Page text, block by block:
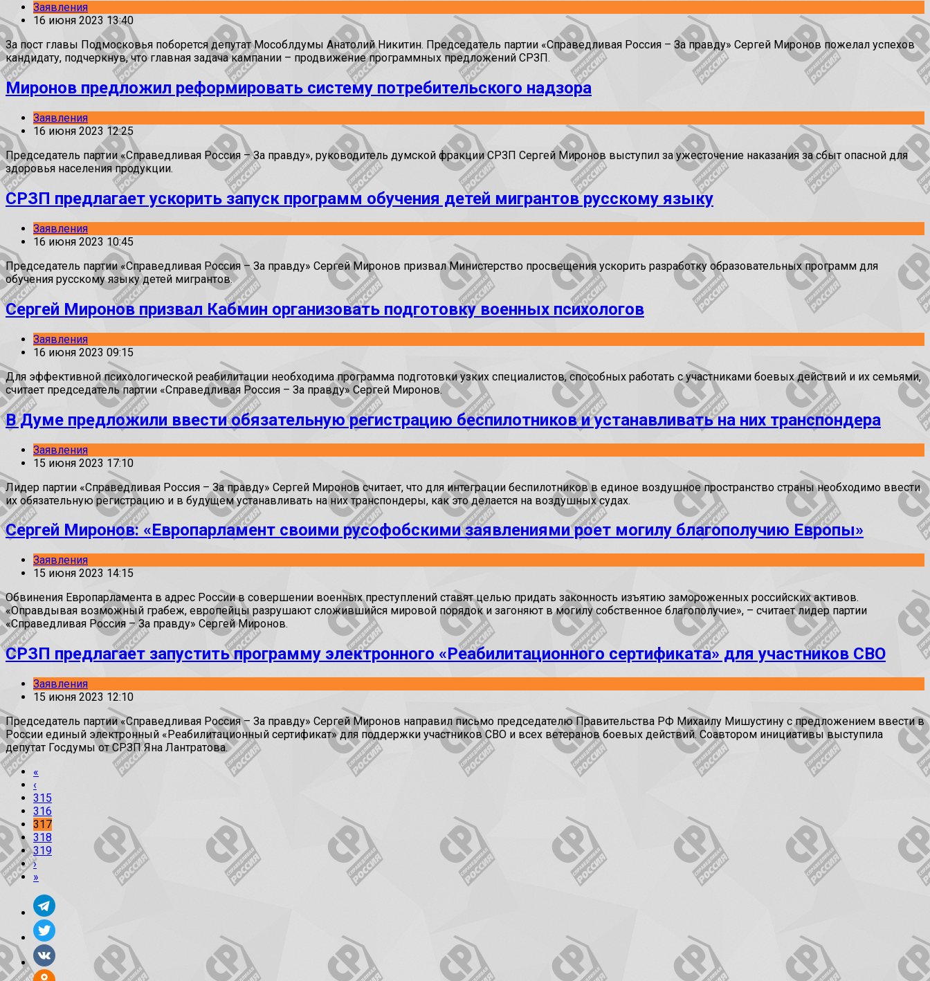
Заявления
16 июня 2023 13:40
За пост главы Подмосковья поборется депутат Мособлдумы Анатолий Никитин. Председатель партии «Справедливая Россия – За правду» Сергей Миронов пожелал успехов
кандидату, подчеркнув, что главная задача кампании – продвижение программных предложений СРЗП.
Миронов предложил реформировать систему потребительского надзора
Заявления
16 июня 2023 12:25
Председатель партии «Справедливая Россия – За правду», руководитель думской фракции СРЗП Сергей Миронов выступил за ужесточение наказания за сбыт опасной для
здоровья населения продукции.
СРЗП предлагает ускорить запуск программ обучения детей мигрантов русскому языку
Заявления
16 июня 2023 10:45
Председатель партии «Справедливая Россия – За правду» Сергей Миронов призвал Министерство просвещения ускорить разработку образовательных программ для
обучения русскому языку детей мигрантов.
Сергей Миронов призвал Кабмин организовать подготовку военных психологов
Заявления
16 июня 2023 09:15
Для эффективной психологической реабилитации необходима программа подготовки узких специалистов, способных работать с участниками боевых действий и их семьями,
считает председатель партии «Справедливая Россия – За правду» Сергей Миронов.
В Думе предложили ввести обязательную регистрацию беспилотников и устанавливать на них транспондера
Заявления
15 июня 2023 17:10
Лидер партии «Справедливая Россия – За правду» Сергей Миронов считает, что для интеграции беспилотников в единое воздушное пространство страны необходимо ввести
их обязательную регистрацию и в будущем устанавливать на них транспондеры, как это делается на воздушных судах.
Сергей Миронов: «Европарламент своими русофобскими заявлениями роет могилу благополучию Европы»
Заявления
15 июня 2023 14:15
Обвинения Европарламента в адрес России в совершении военных преступлений ставят целью придать законность изъятию замороженных российских активов.
«Оправдывая возможный грабеж, европейцы разрушают сложившийся мировой порядок и загоняют в могилу собственное благополучие», – считает лидер партии
«Справедливая Россия – За правду» Сергей Миронов.
СРЗП предлагает запустить программу электронного «Реабилитационного сертификата» для участников СВО
Заявления
15 июня 2023 12:10
Председатель партии «Справедливая Россия – За правду» Сергей Миронов направил письмо председателю Правительства РФ Михаилу Мишустину с предложением ввести в
России единый электронный «Реабилитационный сертификат» для поддержки участников СВО и всех ветеранов боевых действий. Соавтором инициативы выступила
депутат Госдумы от СРЗП Яна Лантратова.
«
‹
315
316
317
318
319
›
»